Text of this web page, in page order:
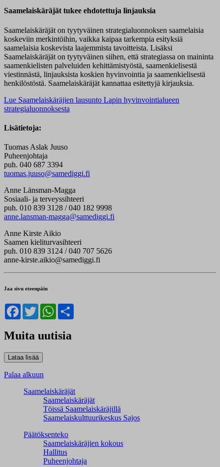
Saamelaiskäräjät tukee ehdotettuja linjauksia
Saamelaiskäräjät on tyytyväinen strategialuonnoksen saamelaisia
koskeviin merkintöihin, vaikka kaipaa tarkempia esityksiä
saamelaisia koskevista laajemmista tavoitteista. Lisäksi
Saamelaiskäräjät on tyytyväinen siihen, että strategiassa on maininta
saamenkielisten palveluiden kehittämistyöstä, saamenkielisestä
viestinnästä, linjauksista koskien hyvinvointia ja saamenkielisestä
henkilöstöstä. Saamelaiskäräjät kannattaa esitettyjä kirjauksia.
Lue Saamelaiskäräjien lausunto Lapin hyvinvointialueen
strategialuonnoksesta
Lisätietoja:
Tuomas Aslak Juuso
Puheenjohtaja
puh. 040 687 3394
tuomas.juuso@samediggi.fi
Anne Länsman-Magga
Sosiaali- ja terveyssihteeri
puh. 010 839 3128 / 040 182 9998
anne.lansman-magga@samediggi.fi
Anne Kirste Aikio
Saamen kieliturvasihteeri
puh. 010 839 3124 / 040 707 5626
anne-kirste.aikio@samediggi.fi
Jaa sivu eteenpäin
Facebook
TwitterWhatsApp
Muita uutisia
Palaa alkuun
Saamelaiskäräjät
Saamelaiskäräjät
Töissä Saamelaiskäräjillä
Saamelaiskulttuuri­keskus Sajos
Päätöksenteko
Saamelaiskäräjien kokous
Hallitus
Puheenjohtaja